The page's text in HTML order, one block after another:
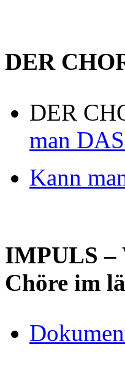
DER
DER
man
Kann
IMPULS –
Chöre im